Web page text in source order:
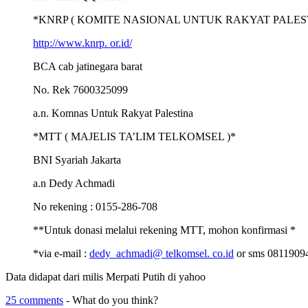
*KNRP ( KOMITE NASIONAL UNTUK RAKYAT
http://www.knrp. or.id/
BCA cab jatinegara barat
No. Rek 7600325099
a.n. Komnas Untuk Rakyat Palestina
*MTT ( MAJELIS TA’LIM TELKOMSEL )*
BNI Syariah Jakarta
a.n Dedy Achmadi
No rekening : 0155-286-708
**Untuk donasi melalui rekening MTT, mohon konfirmasi *
*via e-mail : dedy_achmadi@ telkomsel. co.id or sms
Data didapat dari milis Merpati Putih di yahoo
25 comments - What do you think?